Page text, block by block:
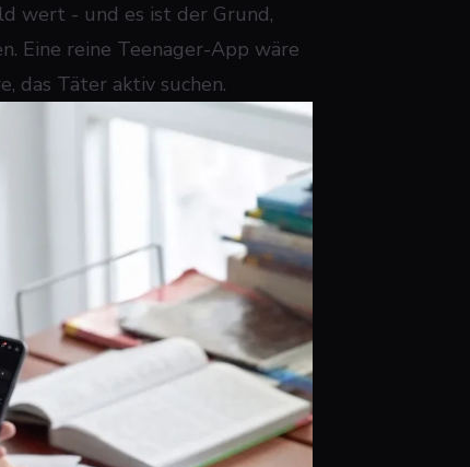
wert - und es ist der Grund,
Eine reine Teenager-App wäre
das Täter aktiv suchen.